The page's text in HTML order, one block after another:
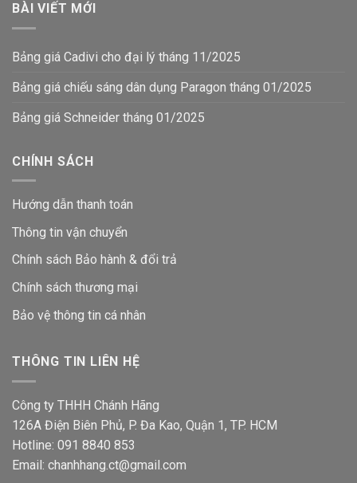
BÀI VIẾT MỚI
Bảng giá Cadivi cho đại lý tháng 11/2025
Bảng giá chiếu sáng dân dụng Paragon tháng 01/2025
Bảng giá Schneider tháng 01/2025
CHÍNH SÁCH
Hướng dẫn thanh toán
Thông tin vận chuyển
Chính sách Bảo hành & đổi trả
Chính sách thương mại
Bảo vệ thông tin cá nhân
THÔNG TIN LIÊN HỆ
Công ty THHH Chánh Hãng
126A Điện Biên Phủ, P. Đa Kao, Quận 1, TP. HCM
Hotline: 091 8840 853
Email: chanhhang.ct@gmail.com